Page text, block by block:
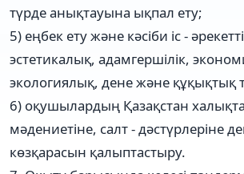
түрде анықтауына ықпал ету;
5) еңбек ету және кәсіби іс -
эстетикалық, адамгершілік,
экологиялық, дене және құқықтық
6) оқушылардың Қазақстан
мәдениетіне, салт - дәстүрлеріне
көзқарасын қалыптастыру.